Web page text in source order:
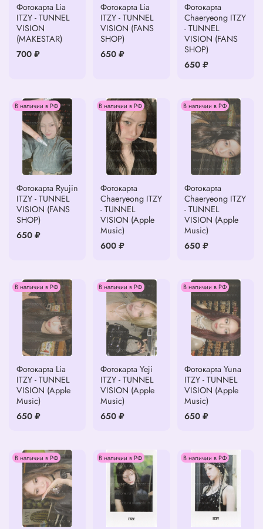
Фотокарта Lia
ITZY - TUNNEL
VISION
(MAKESTAR)
700 ₽
Фотокарта Lia
ITZY - TUNNEL
VISION (FANS
SHOP)
650 ₽
Фотокарта
Chaeryeong ITZY
- TUNNEL
VISION (FANS
SHOP)
650 ₽
В наличии в РФ
Фотокарта Ryujin
ITZY - TUNNEL
VISION (FANS
SHOP)
650 ₽
В наличии в РФ
Фотокарта
Chaeryeong ITZY
- TUNNEL
VISION (Apple
Music)
600 ₽
В наличии в РФ
Фотокарта
Chaeryeong ITZY
- TUNNEL
VISION (Apple
Music)
650 ₽
В наличии в РФ
Фотокарта Lia
ITZY - TUNNEL
VISION (Apple
Music)
650 ₽
В наличии в РФ
Фотокарта Yeji
ITZY - TUNNEL
VISION (Apple
Music)
650 ₽
В наличии в РФ
Фотокарта Yuna
ITZY - TUNNEL
VISION (Apple
Music)
650 ₽
В наличии в РФ В наличии в РФ В наличии в РФ